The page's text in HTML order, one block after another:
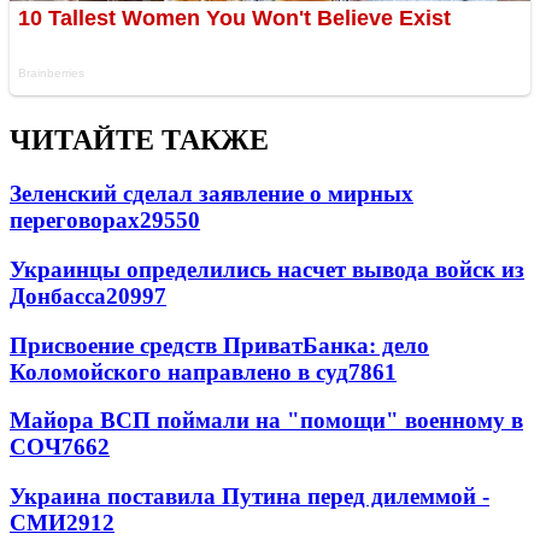
ЧИТАЙТЕ ТАКЖЕ
Зеленский сделал заявление о мирных
переговорах29550
Украинцы определились насчет вывода войск из
Донбасса20997
Присвоение средств ПриватБанка: дело
Коломойского направлено в суд7861
Майора ВСП поймали на "помощи" военному в
СОЧ7662
Украина поставила Путина перед дилеммой -
СМИ2912